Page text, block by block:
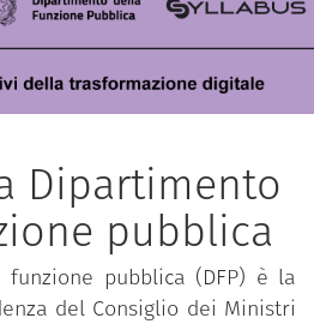
Dipartimento
pubblica
pubblica (DFP) è la
del Consiglio dei Ministri